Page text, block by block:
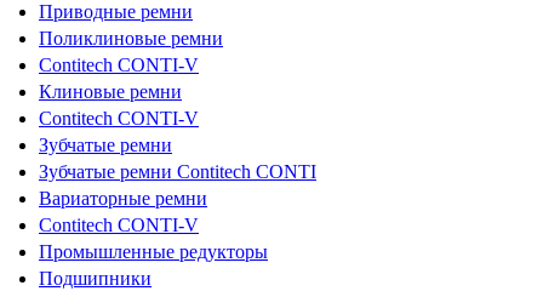
Приводные ремни
Поликлиновые ремни
Contitech CONTI-V
Клиновые ремни
Contitech CONTI-V
Зубчатые ремни
Зубчатые ремни Contitech CONTI
Вариаторные ремни
Contitech CONTI-V
Промышленные редукторы
Подшипники